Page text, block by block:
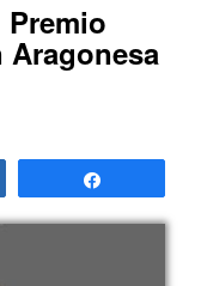
Aragonesa